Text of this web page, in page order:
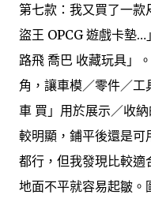
第七款：我又買了一
盜王 OPCG 遊戲卡墊
路飛 喬巴 收藏玩具」
角，讓車模／零件／
車 買」用於展示／收
較明顯，鋪平後還是可
都行，但我發現比較
地面不平就容易起皺。